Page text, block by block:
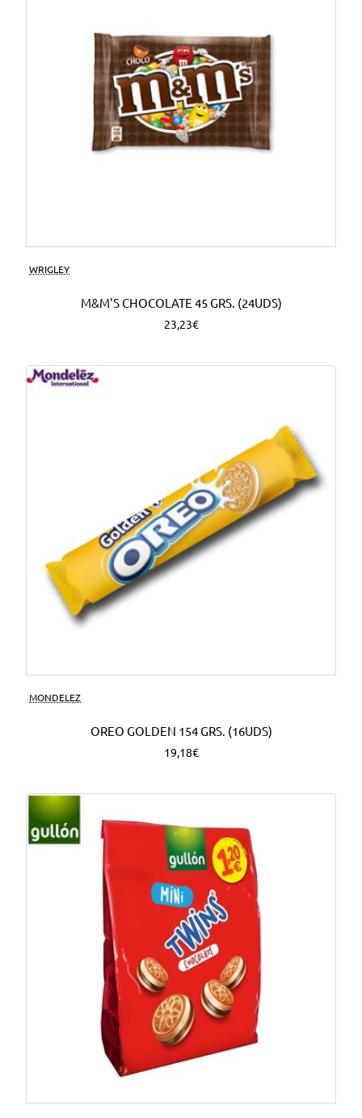
WRIGLEY
M&M'S CHOCOLATE 45 GRS. (24UDS)
23,23€
MONDELEZ
OREO GOLDEN 154 GRS. (16UDS)
19,18€